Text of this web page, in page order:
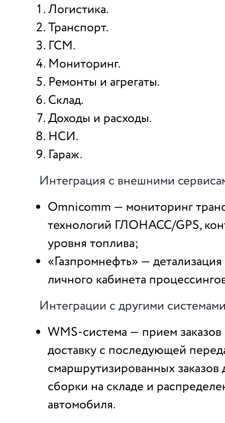
Логистика.
Транспорт.
ГСМ.
Мониторинг.
Ремонты и агрегаты.
Склад.
Доходы и расходы.
НСИ.
Гараж.
Интеграция с внешними
Omnicomm — мониторинг
технологий ГЛОНАСС/GPS,
уровня топлива;
«Газпромнефть» —
личного кабинета
Интеграции с другими
WMS-система — прием заказов
доставку с последующей
смаршрутизированных заказов
сборки на складе и
автомобиля.